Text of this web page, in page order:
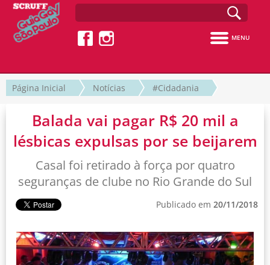
MENU
Página Inicial Notícias #Cidadania
Balada vai pagar R$ 20 mil a
lésbicas expulsas por se beijarem
Casal foi retirado à força por quatro
seguranças de clube no Rio Grande do Sul
Publicado em 20/11/2018